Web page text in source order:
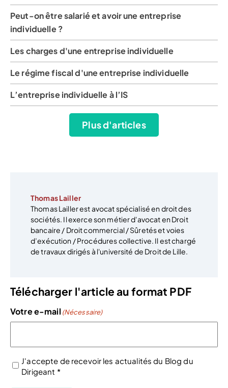
Peut-on être salarié et avoir une entreprise
individuelle ?
Les charges d'une entreprise individuelle
Le régime fiscal d'une entreprise individuelle
L’entreprise individuelle à l’IS
Plus d'articles
Thomas Lailler
Thomas Lailler est avocat spécialisé en droit des
sociétés. Il exerce son métier d'avocat en Droit
bancaire / Droit commercial / Sûretés et voies
d’exécution / Procédures collective. Il est chargé
de travaux dirigés à l'université de Droit de Lille.
Télécharger l'article au format PDF
Votre e-mail (Nécessaire)
(Nécessaire)
J'accepte de recevoir les actualités du Blog du
Dirigeant *